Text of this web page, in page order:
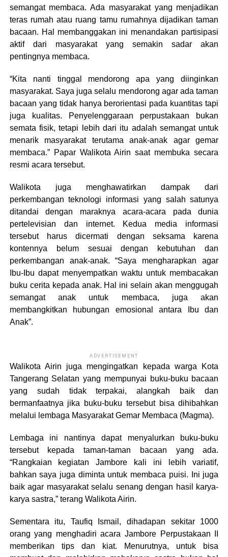
semangat membaca. Ada masyarakat yang menjadikan
teras rumah atau ruang tamu rumahnya dijadikan taman
bacaan. Hal membanggakan ini menandakan partisipasi
aktif dari masyarakat yang semakin sadar akan
pentingnya membaca.
“Kita nanti tinggal mendorong apa yang diinginkan
masyarakat. Saya juga selalu mendorong agar ada taman
bacaan yang tidak hanya berorientasi pada kuantitas tapi
juga kualitas. Penyelenggaraan perpustakaan bukan
semata fisik, tetapi lebih dari itu adalah semangat untuk
menarik masyarakat terutama anak-anak agar gemar
membaca.” Papar Walikota Airin saat membuka secara
resmi acara tersebut.
Walikota juga menghawatirkan dampak dari
perkembangan teknologi informasi yang salah satunya
ditandai dengan maraknya acara-acara pada dunia
pertelevisian dan internet. Kedua media informasi
tersebut harus dicermati dengan seksama karena
kontennya belum sesuai dengan kebutuhan dan
perkembangan anak-anak. “Saya mengharapkan agar
Ibu-Ibu dapat menyempatkan waktu untuk membacakan
buku cerita kepada anak. Hal ini selain akan menggugah
semangat anak untuk membaca, juga akan
membangkitkan hubungan emosional antara Ibu dan
Anak”.
ADVERTISEMENT
Walikota Airin juga mengingatkan kepada warga Kota
Tangerang Selatan yang mempunyai buku-buku bacaan
yang sudah tidak terpakai, alangkah baik dan
bermanfaatnya jika buku-buku tersebut bisa dihibahkan
melalui lembaga Masyarakat Gemar Membaca (Magma).
Lembaga ini nantinya dapat menyalurkan buku-buku
tersebut kepada taman-taman bacaan yang ada.
“Rangkaian kegiatan Jambore kali ini lebih variatif,
bahkan saya juga diminta untuk membaca puisi. Ini juga
baik agar masyarakat selalu senang dengan hasil karya-
karya sastra,” terang Walikota Airin.
Sementara itu, Taufiq Ismail, dihadapan sekitar 1000
orang yang menghadiri acara Jambore Perpustakaan II
memberikan tips dan kiat. Menurutnya, untuk bisa